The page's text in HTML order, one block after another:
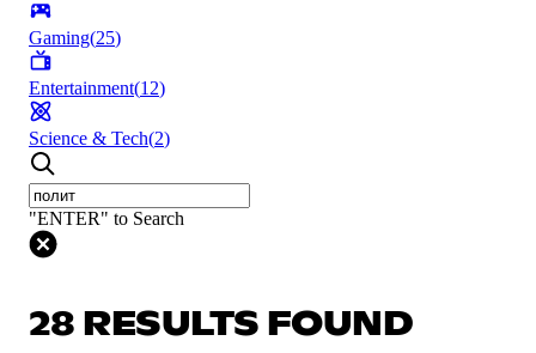
Gaming(25)
Entertainment(12)
Science & Tech(2)
"ENTER" to Search
28 RESULTS FOUND